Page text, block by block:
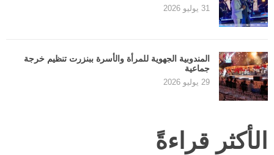
31 يوليو 2026
المندوبية الجهوية للمرأة والأسرة ببنزرت تنظيم خرجة
جماعية
29 يوليو 2026
الأكثر قراءةً